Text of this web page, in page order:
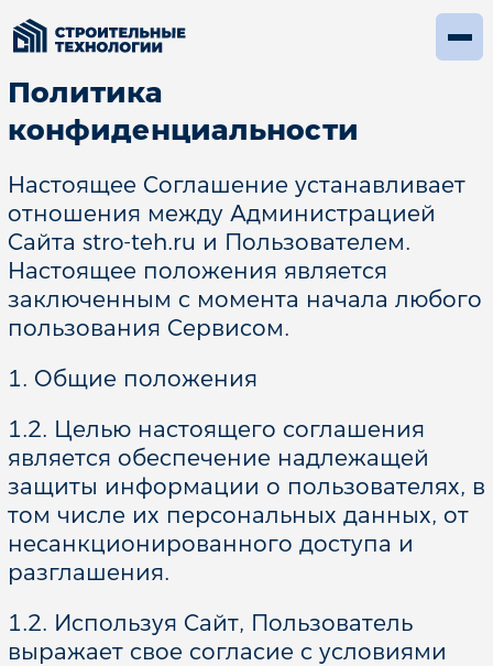
Политика
конфиденциальности
Настоящее Соглашение устанавливает
отношения между Администрацией
Сайта stro-teh.ru и Пользователем.
Настоящее положения является
заключенным с момента начала любого
пользования Сервисом.
1. Общие положения
1.2. Целью настоящего соглашения
является обеспечение надлежащей
защиты информации о пользователях, в
том числе их персональных данных, от
несанкционированного доступа и
разглашения.
1.2. Используя Сайт, Пользователь
выражает свое согласие с условиями